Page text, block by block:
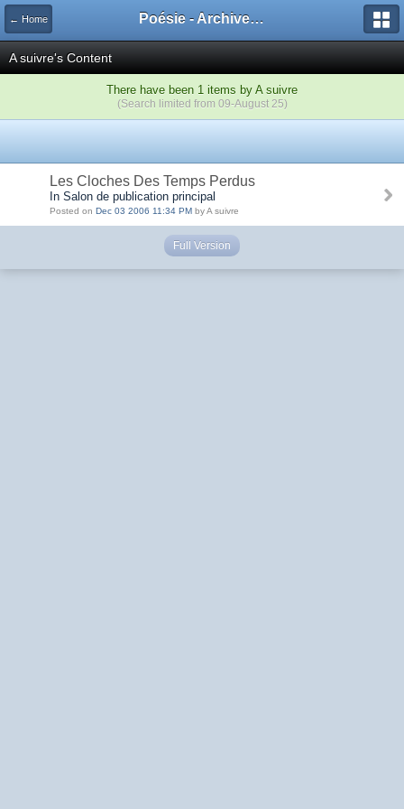
← Home Poésie - Archives de Toute La Poésie - 2005 - 2006
A suivre's Content
There have been 1 items by A suivre
(Search limited from 09-August 25)
Les Cloches Des Temps Perdus
In Salon de publication principal
Posted on Dec 03 2006 11:34 PM by A suivre
Full Version